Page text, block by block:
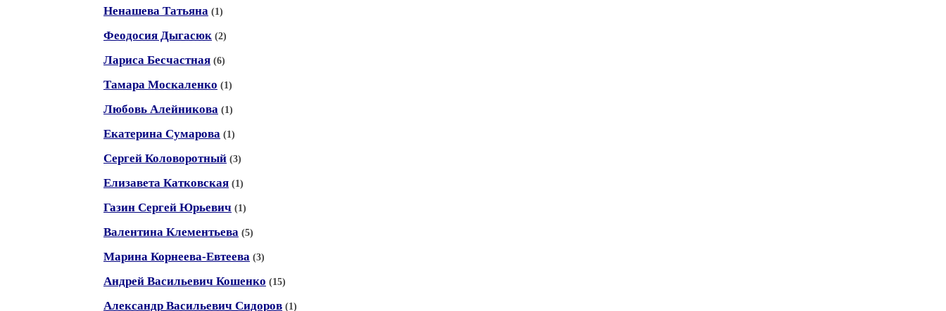
Ненашева Татьяна (1)
Феодосия Дыгасюк (2)
Лариса Бесчастная (6)
Тамара Москаленко (1)
Любовь Алейникова (1)
Екатерина Сумарова (1)
Сергей Коловоротный (3)
Елизавета Катковская (1)
Газин Сергей Юрьевич (1)
Валентина Клементьева (5)
Марина Корнеева-Евтеева (3)
Андрей Васильевич Кошенко (15)
Александр Васильевич Сидоров (1)